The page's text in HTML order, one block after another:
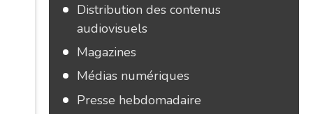
Distribution des contenus
audiovisuels
Magazines
Médias numériques
Presse hebdomadaire